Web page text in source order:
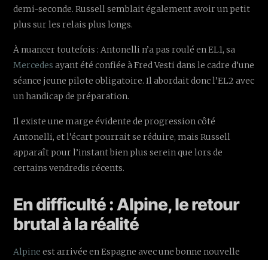
demi-seconde. Russell semblait également avoir un petit
plus sur les relais plus longs.
À nuancer toutefois : Antonelli n’a pas roulé en EL1, sa
Mercedes ayant été confiée à Fred Vesti dans le cadre d’une
séance jeune pilote obligatoire. Il abordait donc l’EL2 avec
un handicap de préparation.
Il existe une marge évidente de progression côté
Antonelli, et l’écart pourrait se réduire, mais Russell
apparaît pour l’instant bien plus serein que lors de
certains vendredis récents.
En difficulté : Alpine, le retour
brutal à la réalité
Alpine est arrivée en Espagne avec une bonne nouvelle